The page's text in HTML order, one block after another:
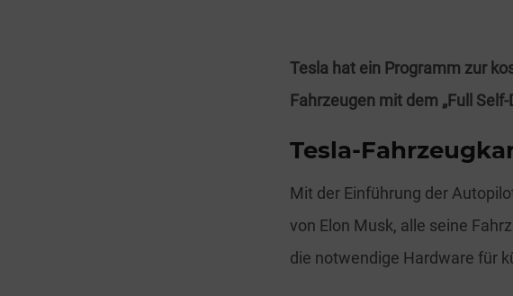
Tesla hat ein Programm zur
Fahrzeugen mit dem „Full
Tesla-
Mit der Einführung der
von Elon Musk, alle seine
die notwendige Hardware für